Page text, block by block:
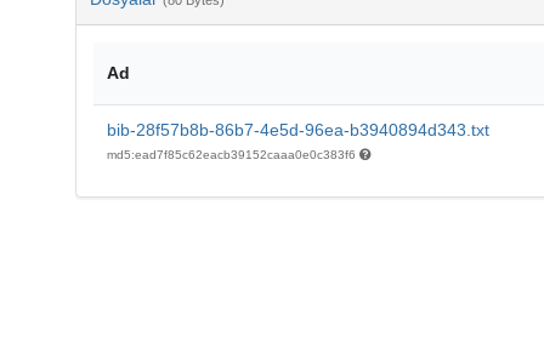
Ad
bib-28f57b8b-86b7-4e5d-96ea-b3940894d343.txt
md5:ead7f85c62eacb39152caaa0e0c383f6